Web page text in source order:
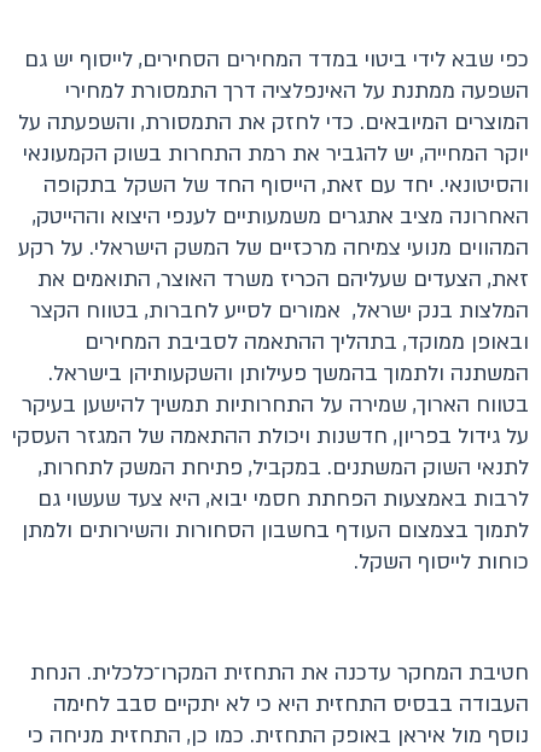
כפי שבא לידי ביטוי במדד המחירים הסחירים, לייסוף יש גם
השפעה ממתנת על האינפלציה דרך התמסורת למחירי
המוצרים המיובאים. כדי לחזק את התמסורת, והשפעתה על
יוקר המחייה, יש להגביר את רמת התחרות בשוק הקמעונאי
והסיטונאי. יחד עם זאת, הייסוף החד של השקל בתקופה
האחרונה מציב אתגרים משמעותיים לענפי היצוא וההייטק,
המהווים מנועי צמיחה מרכזיים של המשק הישראלי. על רקע
זאת, הצעדים שעליהם הכריז משרד האוצר, התואמים את
המלצות בנק ישראל, אמורים לסייע לחברות, בטווח הקצר
ובאופן ממוקד, בתהליך ההתאמה לסביבת המחירים
המשתנה ולתמוך בהמשך פעילותן והשקעותיהן בישראל.
בטווח הארוך, שמירה על התחרותיות תמשיך להישען בעיקר
על גידול בפריון, חדשנות ויכולת ההתאמה של המגזר העסקי
לתנאי השוק המשתנים. במקביל, פתיחת המשק לתחרות,
לרבות באמצעות הפחתת חסמי יבוא, היא צעד שעשוי גם
לתמוך בצמצום העודף בחשבון הסחורות והשירותים ולמתן
כוחות לייסוף השקל.
חטיבת המחקר עדכנה את התחזית המקרו־כלכלית. הנחת
העבודה בבסיס התחזית היא כי לא יתקיים סבב לחימה
נוסף מול איראן באופק התחזית. כמו כן, התחזית מניחה כי